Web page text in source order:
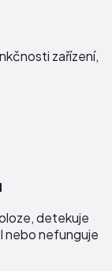
zařízení,
detekuje
nebo nefunguje